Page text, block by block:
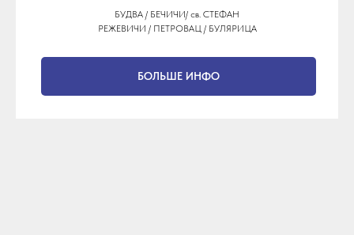
БУДВА / БЕЧИЧИ/ св. CТЕФАН
РЕЖЕВИЧИ / ПЕТРОВАЦ / БУЛЯРИЦА
БОЛЬШЕ ИНФО